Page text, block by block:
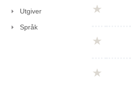
Utgiver
Språk